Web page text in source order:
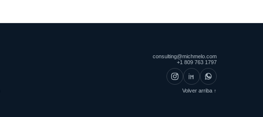
consulting@michmelo.com
+1 809 763 1797
Volver arriba ↑